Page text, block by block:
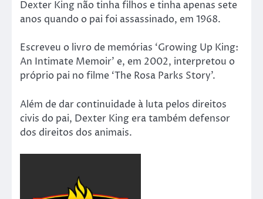
Dexter King não tinha filhos e tinha apenas sete
anos quando o pai foi assassinado, em 1968.
Escreveu o livro de memórias ‘Growing Up King:
An Intimate Memoir’ e, em 2002, interpretou o
próprio pai no filme ‘The Rosa Parks Story’.
Além de dar continuidade à luta pelos direitos
civis do pai, Dexter King era também defensor
dos direitos dos animais.